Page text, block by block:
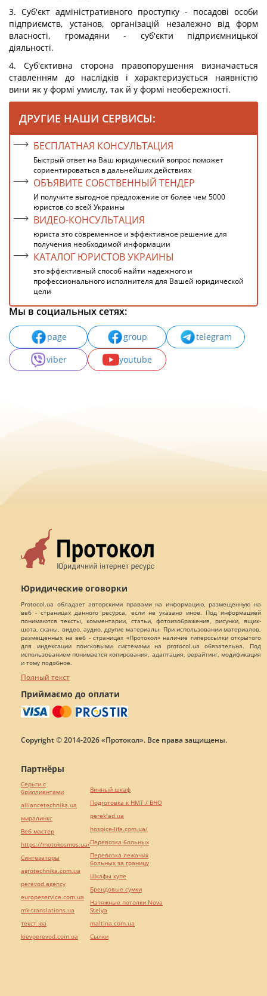
3. Суб'єкт адміністративного проступку - посадові особи
підприємств, установ, організацій незалежно від форм
власності, громадяни - суб'єкти підприємницької
діяльності.
4. Суб'єктивна сторона правопорушення визначається
ставленням до наслідків і характеризується наявністю
вини як у формі умислу, так й у формі необережності.
ДРУГИЕ НАШИ СЕРВИСЫ:
БЕСПЛАТНАЯ КОНСУЛЬТАЦИЯ
Быстрый ответ на Ваш юридический вопрос поможет
сориентироваться в дальнейших действиях
ОБЪЯВИТЕ СОБСТВЕННЫЙ ТЕНДЕР
И получите выгодное предложение от более чем 5000
юристов со всей Украины
ВИДЕО-КОНСУЛЬТАЦИЯ
юриста это современное и эффективное решение для
получения необходимой информации
КАТАЛОГ ЮРИСТОВ УКРАИНЫ
это эффективный способ найти надежного и
профессионального исполнителя для Вашей юридической
цели
Мы в социальных сетях:
page group
telegram
viber
youtube
Юридические оговорки
Protocol.ua обладает авторскими правами на информацию, размещенную на
веб - страницах данного ресурса, если не указано иное. Под информацией
понимаются тексты, комментарии, статьи, фотоизображения, рисунки, ящик-
шота, сканы, видео, аудио, другие материалы. При использовании материалов,
размещенных на веб - страницах «Протокол» наличие гиперссылки открытого
для индексации поисковыми системами на protocol.ua обязательна. Под
использованием понимается копирования, адаптация, рерайтинг, модификация
и тому подобное.
Полный текст
Приймаємо до оплати
Copyright © 2014-2026 «Протокол». Все права защищены.
Партнёры
Серьги с
бриллиантами
alliancetechnika.ua
миралинкс
Веб мастер
https://motokosmos.ua/
Синтезаторы
agrotechnika.com.ua
perevod.agency
europeservice.com.ua
mk-translations.ua
текст юа
kievperevod.com.ua
Винный шкаф
Подготовка к НМТ / ВНО
pereklad.ua
hospice-life.com.ua/
Перевозка больных
Перевозка лежачих
больных за границу
Шкафы купе
Брендовые сумки
Натяжные потолки Nova
Stelya
maltina.com.ua
Cылки